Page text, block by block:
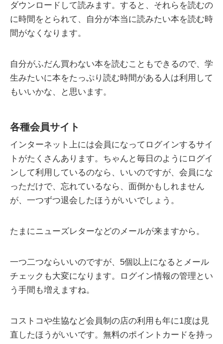
ダウンロードして読みます。すると、それらを読むの
に時間をとられて、自分が本当に読みたい本を読む時
間がなくなります。
自分がふだん買わない本を読むこともできるので、学
生みたいに本をたっぷり読む時間がある人は利用して
もいいかな、と思います。
各種会員サイト
インターネット上には会員になってログインするサイ
トがたくさんあります。ちゃんと毎日のようにログイ
ンして利用しているのなら、いいのですが、会員にな
っただけで、忘れているなら、面倒かもしれません
が、一つずつ退会したほうがいいでしょう。
たまにニューズレターなどのメールが来ますから。
一つ二つならいいのですが、5個以上になるとメール
チェックも大変になります。ログイン情報の管理とい
う手間も増えますね。
コストコや生協など会員制の店の利用も年に1度は見
直したほうがいいです。無料のポイントカードを持っ